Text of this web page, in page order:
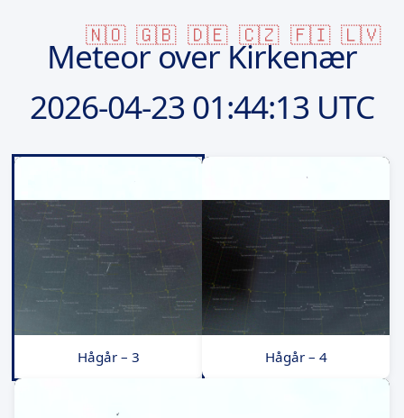
🇳🇴 🇬🇧 🇩🇪 🇨🇿 🇫🇮 🇱🇻
Meteor over Kirkenær
2026-04-2301:44:13 UTC
Hågår – 3 Hågår – 4